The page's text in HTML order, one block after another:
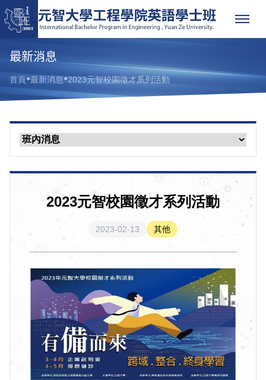
最新消息
首頁●最新消息●2023元智校園徵才系列活動
2023元智校園徵才系列活動
2023-02-13 其他